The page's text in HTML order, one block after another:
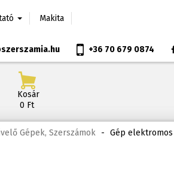
Makita
+36 70 679 0874
Kosár
0 Ft
Gépek, Szerszámok - Gép elektromos